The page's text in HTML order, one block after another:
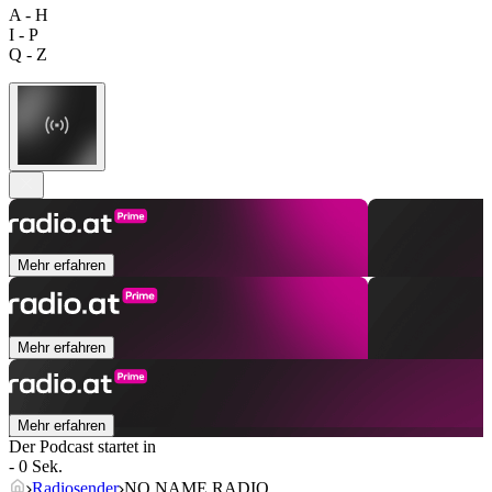
A - H
I - P
Q - Z
Mehr erfahren
Mehr erfahren
Mehr erfahren
Der Podcast startet in
- 0 Sek.